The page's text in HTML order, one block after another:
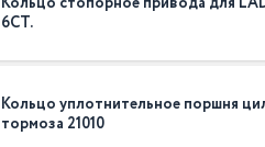
6СТ.
Кольцо уплотнительное поршня
тормоза 21010